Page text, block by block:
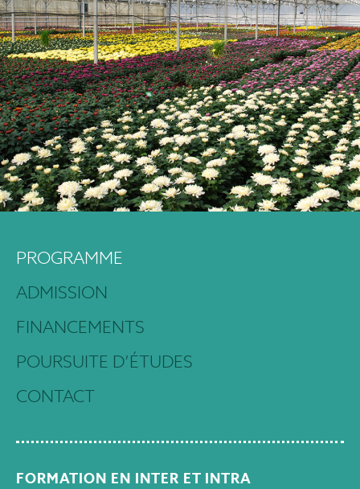
PROGRAMME
ADMISSION
FINANCEMENTS
POURSUITE D’ÉTUDES
CONTACT
FORMATION EN INTER ET INTRA